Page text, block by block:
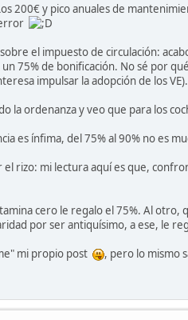
200€ y pico anuales de
el impuesto de circulación:
75% de bonificación. No sé por
impulsar la adopción de los VE).
la ordenanza y veo que para los
es ínfima, del 75% al 90% no es
rizo: mi lectura aquí es que,
cero le regalo el 75%. Al
por ser antiquísimo, a ese, le
mi propio post
, pero lo mismo